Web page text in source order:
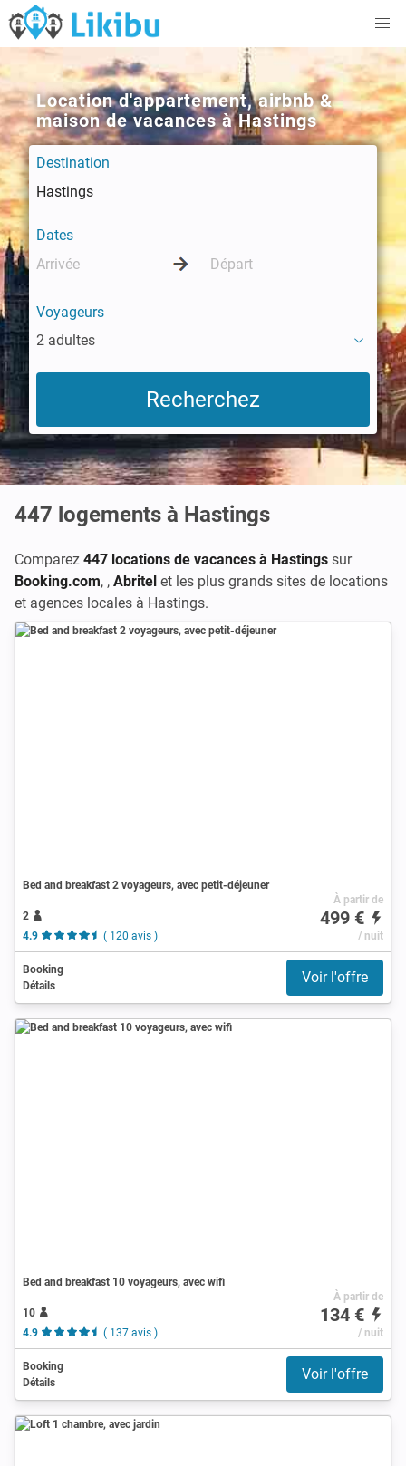
Location d'appartement, airbnb &
maison de vacances à Hastings
Destination
Dates
Voyageurs
2 adultes
447 logements à Hastings
Comparez 447 locations de vacances à Hastings sur
Booking.com, , Abritel et les plus grands sites de locations
et agences locales à Hastings.
Bed and breakfast 2 voyageurs, avec petit-déjeuner
2
4.9
( 120 avis )
À partir de
499 €
/ nuit
Booking
Détails
Voir l'offre
Bed and breakfast 10 voyageurs, avec wifi
10
4.9
( 137 avis )
À partir de
134 €
/ nuit
Booking
Détails
Voir l'offre